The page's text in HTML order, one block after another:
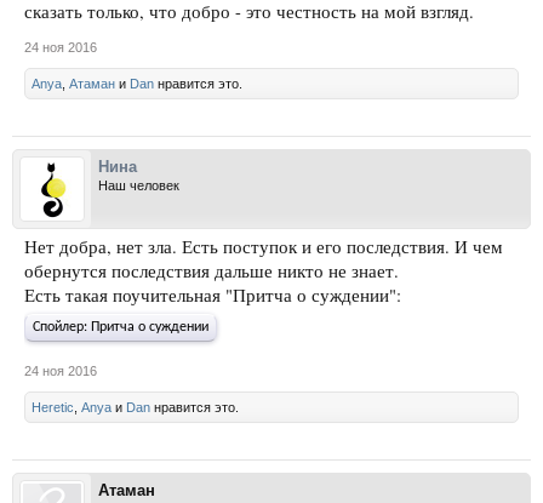
сказать только, что добро - это честность на мой взгляд.
24 ноя 2016
Anya Атаман и Dan нравится это.
Нина
Наш человек
Нет добра, нет зла. Есть поступок и его последствия. И чем
обернутся последствия дальше никто не знает.
Есть такая поучительная "Притча о суждении":
Спойлер: Притча о суждении
24 ноя 2016
Heretic Anya и Dan нравится это.
Атаман